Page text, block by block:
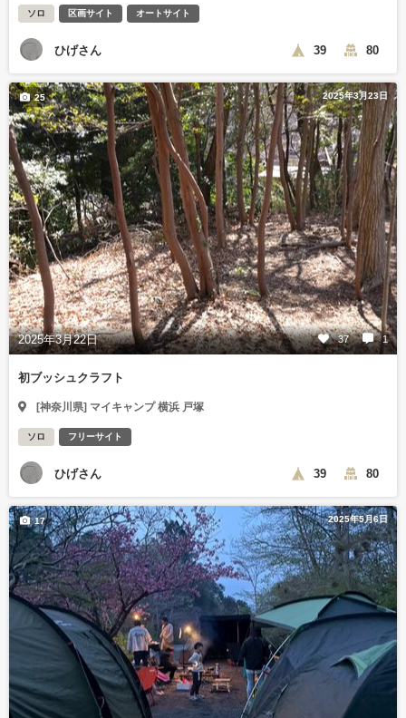
ソロ 区画サイト オートサイト
ひげさん 39 80
2025年3月23日
2025年3月22日 37 1
25
初ブッシュクラフト
[神奈川県] マイキャンプ 横浜 戸塚
ソロ フリーサイト
ひげさん 39 80
2025年5月6日
17